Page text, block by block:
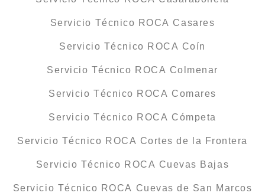
Servicio Técnico ROCA Casares
Servicio Técnico ROCA Coín
Servicio Técnico ROCA Colmenar
Servicio Técnico ROCA Comares
Servicio Técnico ROCA Cómpeta
Servicio Técnico ROCA Cortes de la Frontera
Servicio Técnico ROCA Cuevas Bajas
Servicio Técnico ROCA Cuevas de San Marcos